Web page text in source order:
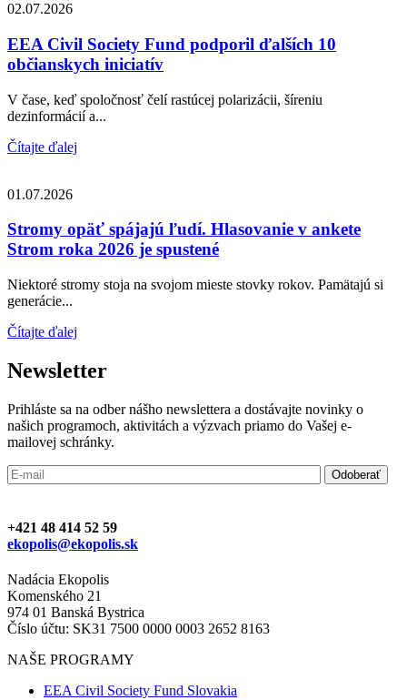
02.07.2026
EEA Civil Society Fund podporil ďalších 10
občianskych iniciatív
V čase, keď spoločnosť čelí rastúcej polarizácii, šíreniu
dezinformácií a...
Čítajte ďalej
01.07.2026
Stromy opäť spájajú ľudí. Hlasovanie v ankete
Strom roka 2026 je spustené
Niektoré stromy stoja na svojom mieste stovky rokov. Pamätajú si
generácie...
Čítajte ďalej
Newsletter
Prihláste sa na odber nášho newslettera a dostávajte novinky o
našich programoch, aktivitách a výzvach priamo do Vašej e-
mailovej schránky.
+421 48 414 52 59
ekopolis@ekopolis.sk
Nadácia Ekopolis
Komenského 21
974 01 Banská Bystrica
Číslo účtu: SK31 7500 0000 0003 2652 8163
NAŠE PROGRAMY
EEA Civil Society Fund Slovakia